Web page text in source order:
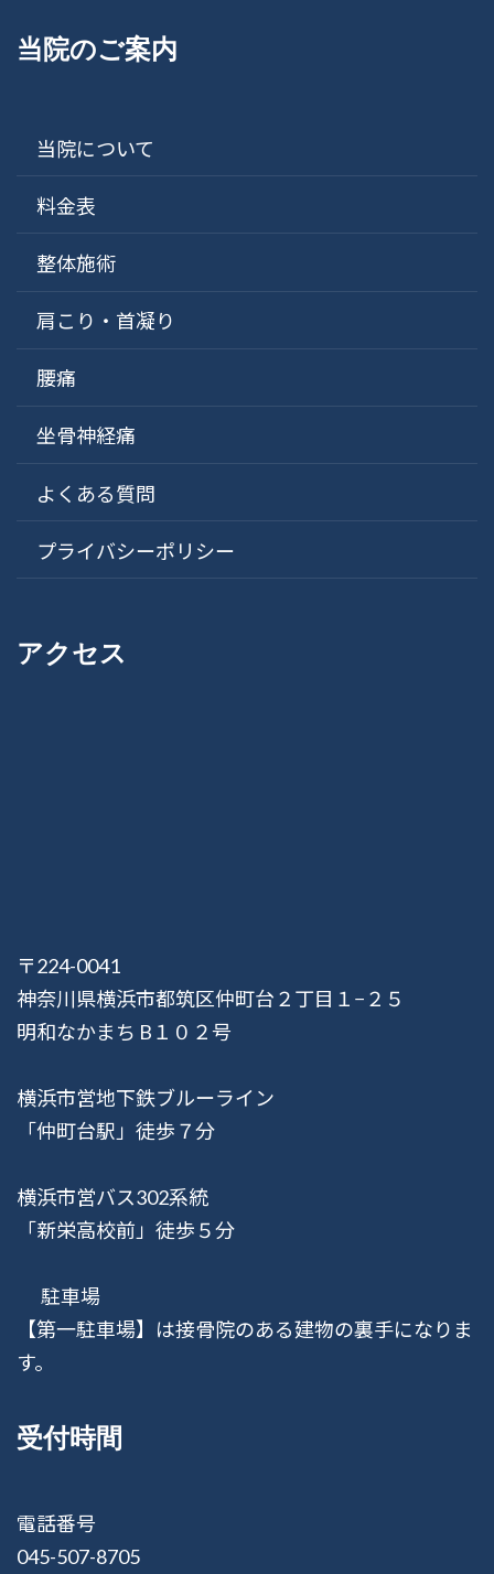
当院のご案内
当院について
料金表
整体施術
肩こり・首凝り
腰痛
坐骨神経痛
よくある質問
プライバシーポリシー
アクセス
〒224-0041
神奈川県横浜市都筑区仲町台２丁目１−２５
明和なかまち B１０２号
横浜市営地下鉄ブルーライン
「仲町台駅」徒歩７分
横浜市営バス302系統
「新栄高校前」徒歩５分
駐車場
【第一駐車場】は接骨院のある建物の裏手になりま
す。
受付時間
電話番号
045-507-8705